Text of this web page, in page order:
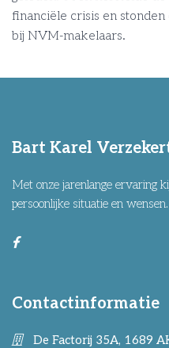
financiële crisis en
bij NVM-makelaars.
Bart Karel
Met onze jarenlange ervaring
persoonlijke situatie en wensen.
Contactinformatie
De Factorij 35A, 1689